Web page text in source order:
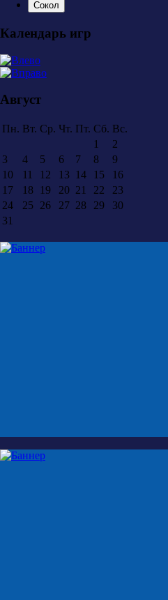
Сокол
Календарь игр
Август
Пн. Вт. Ср. Чт. Пт. Сб. Вс.
1
2
3
4 5 6 7 8
9
10
11 12 13 14 15
16
17
18 19 20 21 22
23
24
25 26 27 28 29
30
31